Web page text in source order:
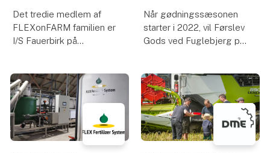
Det tredie medlem af
FLEXonFARM familien er
I/S Fauerbirk på
De vil gerne arbejde
mere med udbytte- og
kvalitetsoptimering, og
ser Flex Fertilizer
System som en oplagt
Når gødningssæsonen
starter i 2022, vil Førslev
Gods ved Fuglebjerg på
blande deres egne
miljøvenlige flydende
gødninger.